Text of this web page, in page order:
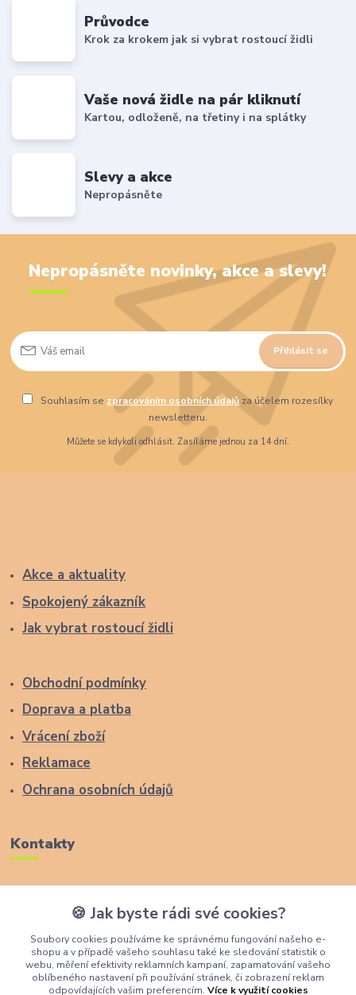
Průvodce
Krok za krokem jak si vybrat rostoucí židli
Vaše nová židle na pár kliknutí
Kartou, odloženě, na třetiny i na splátky
Slevy a akce
Nepropásněte
Nepropásněte novinky, akce a slevy!
Přihlásit se
Souhlasím se zpracováním osobních údajů za účelem rozesílky
newsletteru.
Můžete se kdykoli odhlásit. Zasíláme jednou za 14 dní.
Akce a aktuality
Spokojený zákazník
Jak vybrat rostoucí židli
Obchodní podmínky
Doprava a platba
Vrácení zboží
Reklamace
Ochrana osobních údajů
Kontakty
+420 774 291 043
info@rostouci-zidle.cz
🍪 Jak byste rádi své cookies?
Soubory cookies používáme ke správnému fungování našeho e-
shopu a v případě vašeho souhlasu také ke sledování statistik o
webu, měření efektivity reklamních kampaní, zapamatování vašeho
oblíbeného nastavení při používání stránek, či zobrazení reklam
odpovídajících vašim preferencím. Více k využití cookies